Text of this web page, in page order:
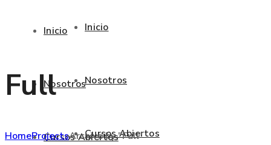
Inicio
Nosotros
Cursos Abiertos
Inicio
Nosotros
Cursos Abiertos
Full
HomeProjectsArchive by "Full"